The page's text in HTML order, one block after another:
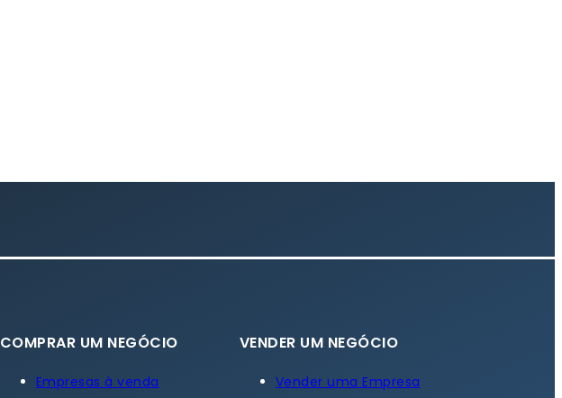
COMPRAR UM NEGÓCIO
Empresas à venda
VENDER UM NEGÓCIO
Vender uma Empresa